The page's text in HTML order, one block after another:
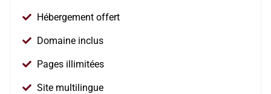
Hébergement offert
Domaine inclus
Pages illimitées
Site multilingue